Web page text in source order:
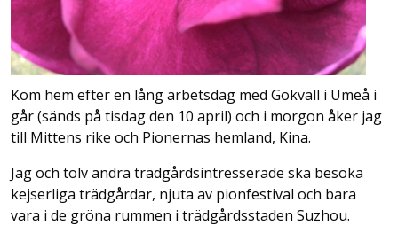
Kom hem efter en lång arbetsdag med Gokväll i Umeå i
går (sänds på tisdag den 10 april) och i morgon åker jag
till Mittens rike och Pionernas hemland, Kina.
Jag och tolv andra trädgårdsintresserade ska besöka
kejserliga trädgårdar, njuta av pionfestival och bara
vara i de gröna rummen i trädgårdsstaden Suzhou.